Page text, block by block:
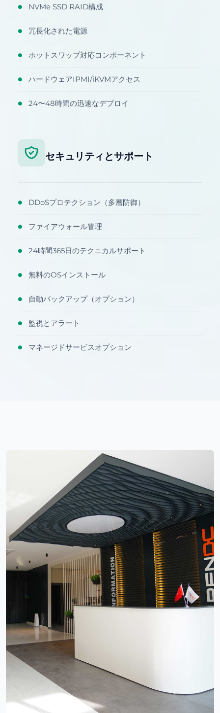
● NVMe SSD RAID構成
● 冗長化された電源
● ホットスワップ対応コンポーネント
● ハードウェアIPMI/iKVMアクセス
● 24〜48時間の迅速なデプロイ
セキュリティとサポート
● DDoSプロテクション（多層防御）
● ファイアウォール管理
● 24時間365日のテクニカルサポート
● 無料のOSインストール
● 自動バックアップ（オプション）
● 監視とアラート
● マネージドサービスオプション